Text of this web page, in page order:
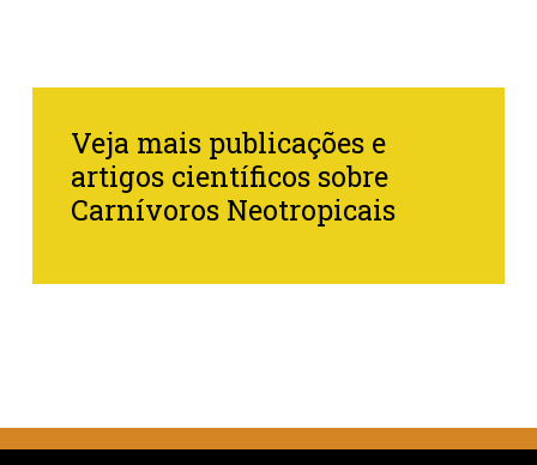
Veja mais publicações e
artigos científicos sobre
Carnívoros Neotropicais